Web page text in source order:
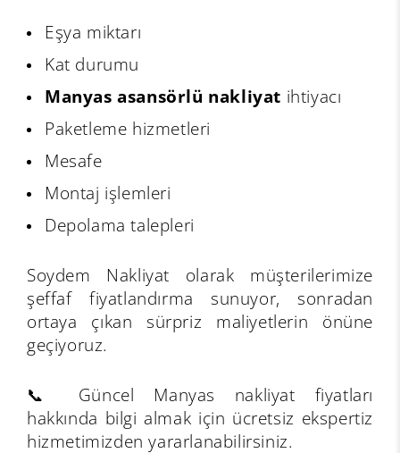
Eşya miktarı
Kat durumu
Manyas asansörlü nakliyat ihtiyacı
Paketleme hizmetleri
Mesafe
Montaj işlemleri
Depolama talepleri
Soydem Nakliyat olarak müşterilerimize
şeffaf fiyatlandırma sunuyor, sonradan
ortaya çıkan sürpriz maliyetlerin önüne
geçiyoruz.
📞 Güncel Manyas nakliyat fiyatları
hakkında bilgi almak için ücretsiz ekspertiz
hizmetimizden yararlanabilirsiniz.